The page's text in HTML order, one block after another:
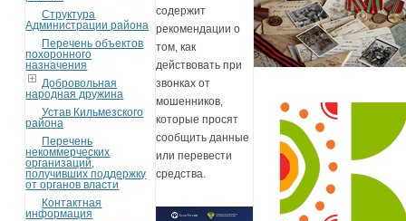
Структура
Администрации района
Перечень объектов
похоронного
назначения
Добровольная
народная дружина
Устав Кильмезского
района
Перечень
некоммерческих
организаций,
получивших поддержку
от органов власти
Контактная
информация
содержит
рекомендации о
том, как
действовать при
звонках от
мошенников,
которые просят
сообщить данные
или перевести
средства.